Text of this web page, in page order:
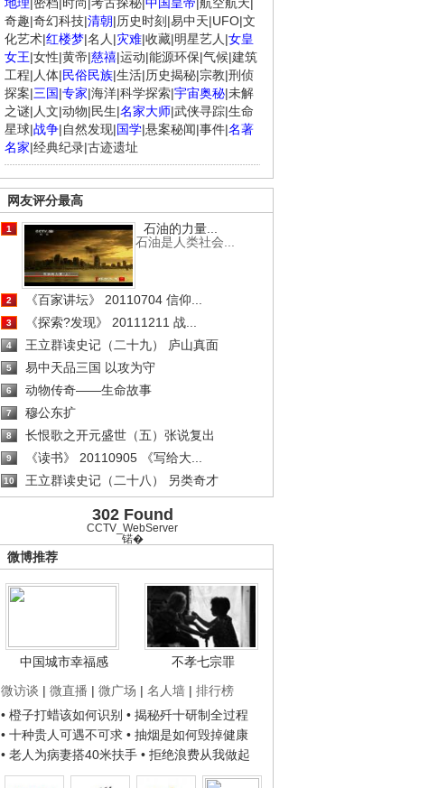
奇趣|奇幻科技|清朝|历史时刻 |易中天|UFO|文
化艺术|红楼梦|名人 |灾难|收藏|明星艺人 |女皇
女王|女性|黄帝|慈禧|运动|能源环保|气候|建筑
工程| 人体|民俗民族|生活|历史揭秘|宗教|刑侦
探案|三国|专家|海洋|科学探索|宇宙奥秘|未解
之谜| 人文|动物|民生|名家大师|武侠寻踪|生命
星球|战争|自然发现|国学|悬案秘闻|事件|名著
名家|经典纪录|古迹遗址
网友评分最高
1
石油的力量...
石油是人类社会...
2 《百家讲坛》 20110704 信仰...
3 《探索?发现》 20111211 战...
4 王立群读史记（二十九） 庐山真面
5 易中天品三国 以攻为守
6 动物传奇——生命故事
7 穆公东扩
8 长恨歌之开元盛世（五）张说复出
9 《读书》 20110905 《写给大...
10 王立群读史记（二十八） 另类奇才
302 Found
CCTV_WebServer
锘�
微博推荐
中国城市幸福感
不孝七宗罪
微访谈 | 微直播 | 微广场 | 名人墙 | 排行榜
• 橙子打蜡该如何识别 • 揭秘歼十研制全过程
• 十种贵人可遇不可求 • 抽烟是如何毁掉健康
• 老人为病妻搭40米扶手 • 拒绝浪费从我做起